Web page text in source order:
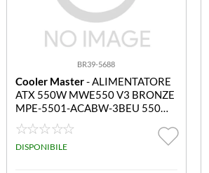
BR39-5688
Cooler Master- ALIMENTATORE
ATX 550W MWE550 V3 BRONZE
MPE-5501-ACABW-3BEU 550Wa
tt Fan120mm NON MPE-5501-AC
ABW-3BEU
DISPONIBILE